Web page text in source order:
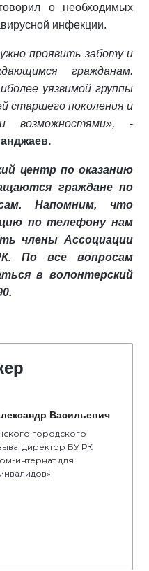
о необходимых
инфекции.
проявить заботу и
гражданам.
уязвимой группы
старшего поколения и
возможностями», -
центр по оказанию
граждане по
Напомним, что
по телефону нам
члены Ассоциации
По все вопросам
в волонтерский
Васильевич
городского
директор БУ РК
интернат для